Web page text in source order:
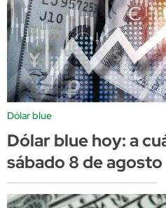
Dólar blue
Dólar blue hoy: a
sábado 8 de agosto